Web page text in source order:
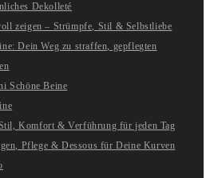
Dekolleté
zeigen – Strümpfe, Stil & Selbstliebe
Dein Weg zu straffen, gepflegten
Schöne Beine
Komfort & Verführung für jeden Tag
Pflege & Dessous für Deine Kurven